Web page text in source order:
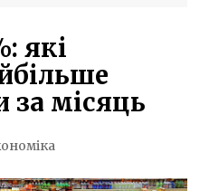
які
за місяць